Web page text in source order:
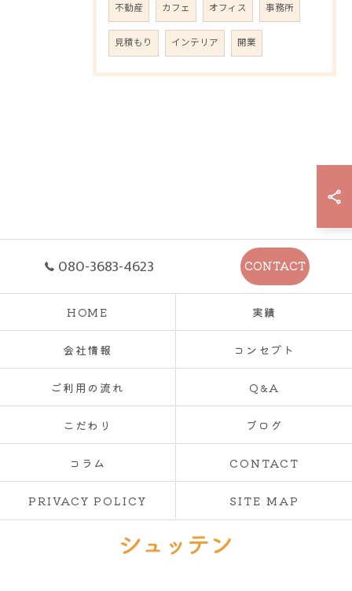
不動産 カフェ オフィス 事務所
見積もり インテリア 開業
080-3683-4623 CONTACT
HOME 実績
会社情報 コンセプト
ご利用の流れ Q&A
こだわり ブログ
コラム CONTACT
PRIVACY POLICY SITE MAP